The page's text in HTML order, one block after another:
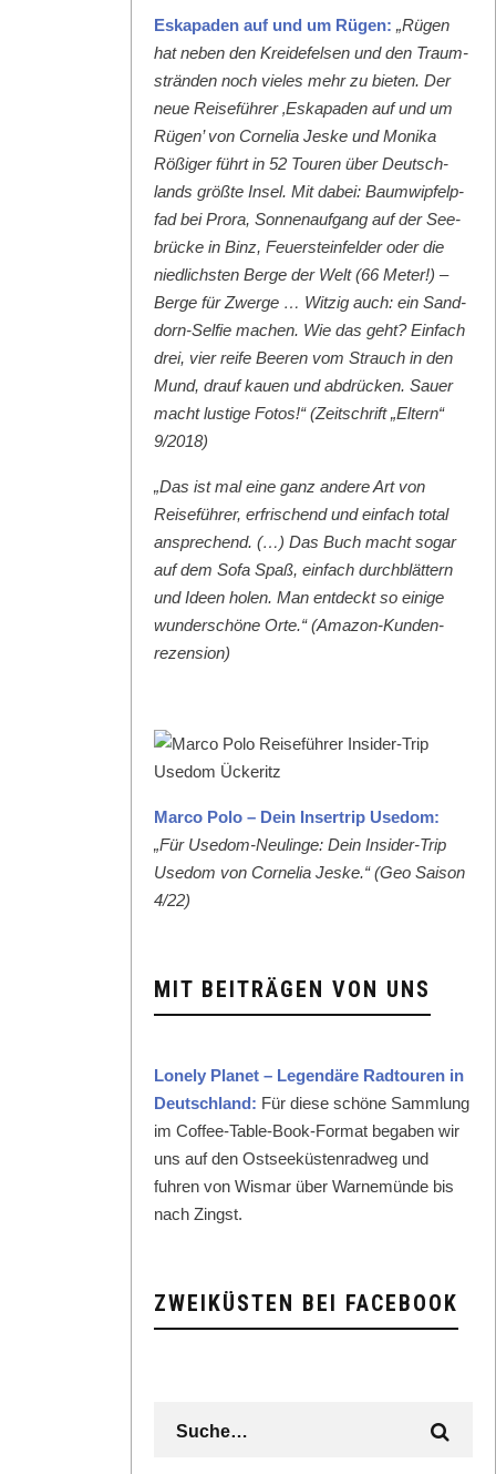
Eska­paden auf und um Rügen: „Rügen
hat neben den Krei­de­felsen und den Traum­
strän­den noch vieles mehr zu bieten. Der
neue Reise­führer ‚Eska­paden auf und um
Rügen’ von Cor­nelia Jeske und Moni­ka
Rößiger führt in 52 Touren über Deutsch­
lands größte Insel. Mit dabei: Baumwipfelp­
fad bei Pro­ra, Son­nenauf­gang auf der See­
brücke in Binz, Feuer­ste­in­felder oder die
niedlich­sten Berge der Welt (66 Meter!) –
Berge für Zwerge … Witzig auch: ein Sand­
dorn-Self­ie machen. Wie das geht? Ein­fach
drei, vier reife Beeren vom Strauch in den
Mund, drauf kauen und abdrück­en. Sauer
macht lustige Fotos!“ (Zeitschrift „Eltern“
9/2018)
„Das ist mal eine ganz andere Art von
Reise­führer, erfrischend und ein­fach total
ansprechend. (…) Das Buch macht sog­ar
auf dem Sofa Spaß, ein­fach durch­blät­tern
und Ideen holen. Man ent­deckt so einige
wun­der­schöne Orte.“ (Ama­zon-Kun­den­
rezen­sion)
Mar­co Polo – Dein Inser­trip Use­dom:
„Für Use­dom-Neulinge: Dein Insid­er-Trip
Use­dom von Cor­nelia Jeske.“ (Geo Sai­son
4/22)
MIT BEITRÄGEN VON UNS
Lone­ly Plan­et – Leg­endäre Rad­touren in
Deutsch­land: Für diese schöne Samm­lung
im Cof­fee-Table-Book-For­mat begaben wir
uns auf den Ost­seeküsten­rad­weg und
fuhren von Wis­mar über Warnemünde bis
nach Zingst.
ZWEIKÜSTEN BEI FACEBOOK